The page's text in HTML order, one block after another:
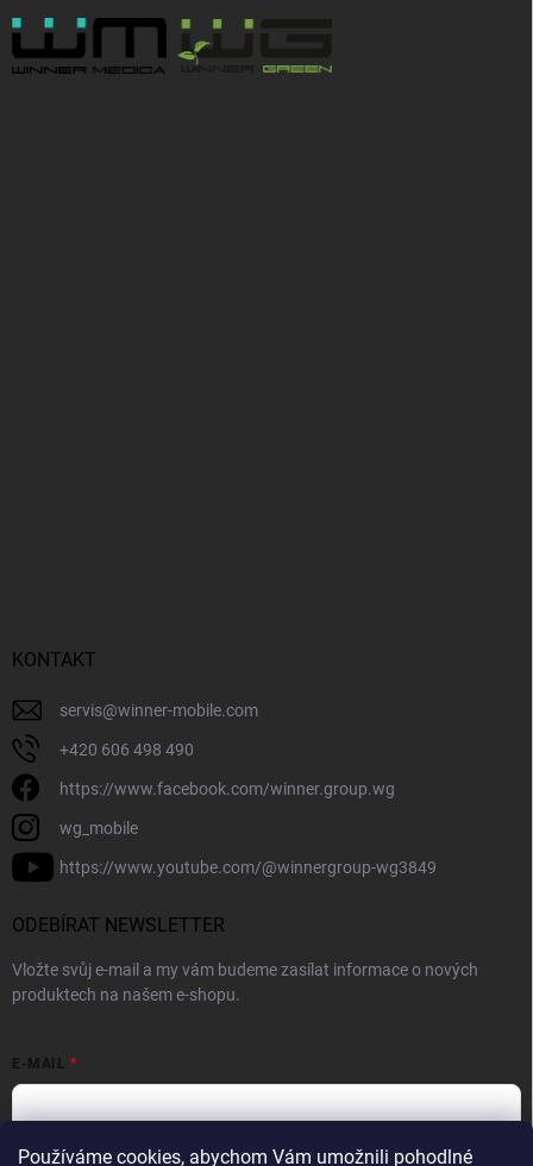
Používáme cookies, abychom Vám umožnili pohodlné
KONTAKT
servis@winner-mobile.com
+420 606 498 490
https://www.facebook.com/winner.group.wg
wg_mobile
https://www.youtube.com/@winnergroup-wg3849
ODEBÍRAT NEWSLETTER
Vložte svůj e-mail a my vám budeme zasílat informace o nových
produktech na našem e-shopu.
E-MAIL